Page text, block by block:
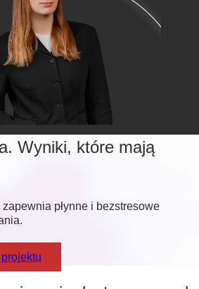
Wyniki, które mają
płynne i bezstresowe